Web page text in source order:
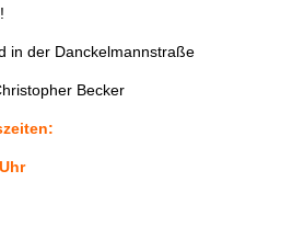
in der Danckelmannstraße
Becker